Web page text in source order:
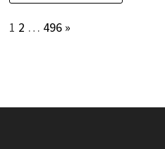
Page:
1 2 … 496 Next
»